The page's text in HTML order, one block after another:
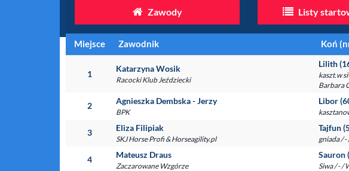
Zawody Listy
Miejsce Zawodnik Koń
1
Katarzyna Wosik
Racocki Klub Jeździecki
Lilith
kaszt.w
Barbara
2 Agnieszka Dembska - Jerzy
BPK
Libor
3 Eliza Filipiak
SKJ Horse Profi & Horseagility.pl
Tajfun
gniada / -
4 Mateusz Draus
Zaczarowane Wzgórze
Sauron
Siwa / - /